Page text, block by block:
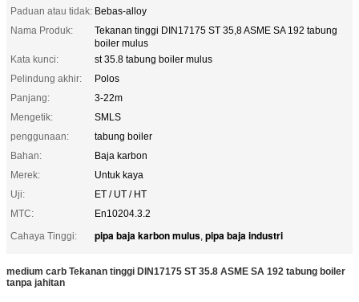
Paduan atau tidak: Bebas-alloy
Nama Produk:
Tekanan tinggi DIN17175 ST 35,8 ASME SA 192 tabung
boiler mulus
Kata kunci:
st 35.8 tabung boiler mulus
Pelindung akhir:
Polos
Panjang:
3-22m
Mengetik:
SMLS
penggunaan:
tabung boiler
Bahan:
Baja karbon
Merek:
Untuk kaya
Uji:
ET / UT / HT
MTC:
En10204.3.2
Cahaya Tinggi:
pipa baja karbon mulus, pipa baja industri
medium carb Tekanan tinggi DIN17175 ST 35.8 ASME SA 192 tabung boiler
tanpa jahitan